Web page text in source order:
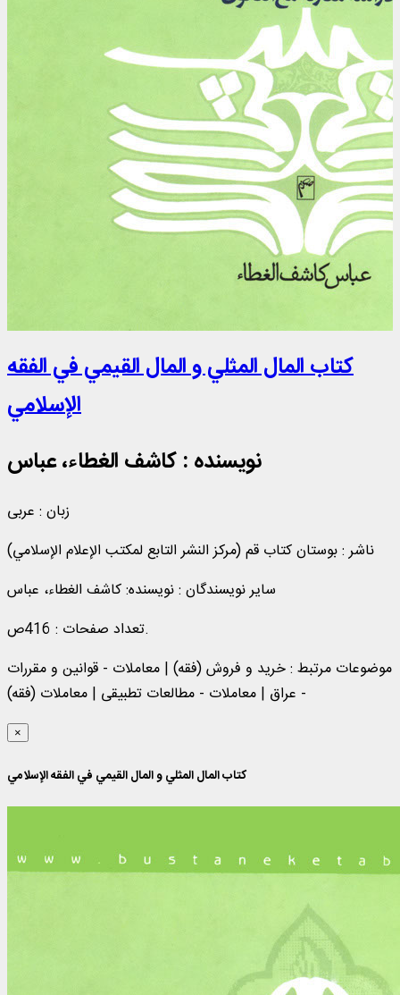
کتاب المال المثلي و المال القیمي في الفقه
الإسلامي
نویسنده : کاشف الغطاء، عباس
زبان : عربی
ناشر :ب‍وس‍ت‍ان‌ ک‍ت‍اب‌ ق‍م‌ (مرکز النشر التابع لم‍ک‍ت‍ب‌ الإع‍لام‌ الإس‍لامي‌‌)
سایر نویسندگان : نویسنده: کاشف الغطاء، عباس
تعداد صفحات : 416ص.
موضوعات مرتبط :خرید و فروش (فقه) | معاملات - قوانین و مقررات
- عراق | معاملات - مطالعات تطبیقی | معاملات (فقه)
×
کتاب المال المثلي و المال القیمي في الفقه الإسلامي